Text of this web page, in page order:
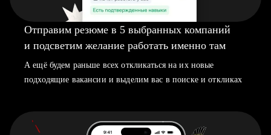
Отправим резюме в 5 выбранных компаний
и подсветим желание работать именно там
А ещё будем раньше всех откликаться на их новые
подходящие вакансии и выделим вас в поиске и откликах